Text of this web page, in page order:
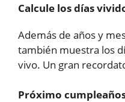
Calcule los días
Además de años y
también muestra los
vivo. Un gran
Próximo